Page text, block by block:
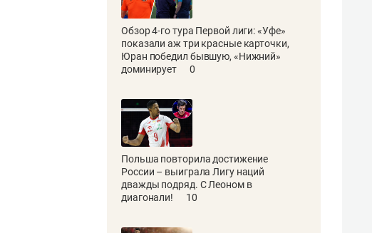
Обзор 4-го тура Первой лиги: «Уфе»
показали аж три красные карточки,
Юран победил бывшую, «Нижний»
доминирует
0
Польша повторила достижение
России – выиграла Лигу наций
дважды подряд. С Леоном в
диагонали!
10